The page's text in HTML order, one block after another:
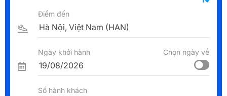
Điểm đến
Ngày khởi hành Chọn ngày về
Số hành khách